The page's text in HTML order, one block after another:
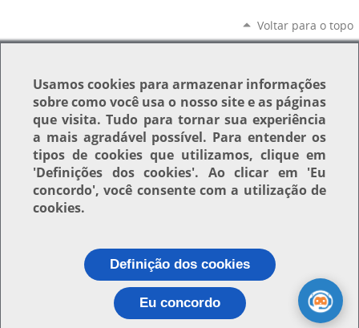
Voltar para o topo
Usamoscookies para armazenar informações
sobre como você usa o nosso site e as páginas
que visita. Tudo para tornar sua experiência
a mais agradável possível. Para entender os
tipos de cookies que utilizamos, clique em
'Definições dos cookies'. Ao clicar em 'Eu
concordo', você consente com a utilização de
cookies.